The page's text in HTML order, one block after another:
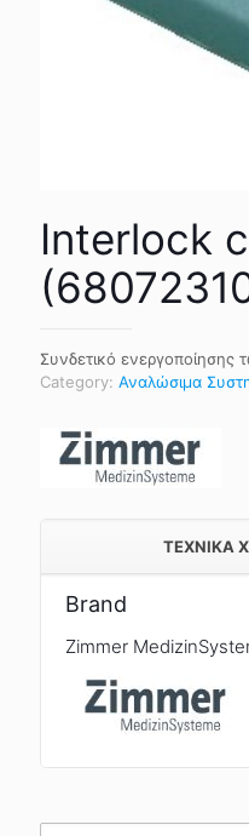
Interlock
Συνδετικό ενεργοποίησης
Category: Αναλώσιμα
TEXNIKA
Brand
Zimmer